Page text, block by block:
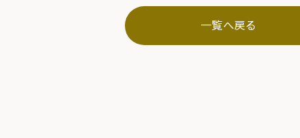
一覧へ戻る